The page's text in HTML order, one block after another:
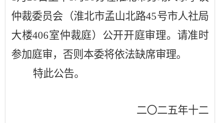
仲裁委员会（淮北市孟山北路45号市人社局
大楼406室仲裁庭）公开开庭审理。请准时
参加庭审，否则本委将依法缺席审理。
特此公告。
二〇二五年十二